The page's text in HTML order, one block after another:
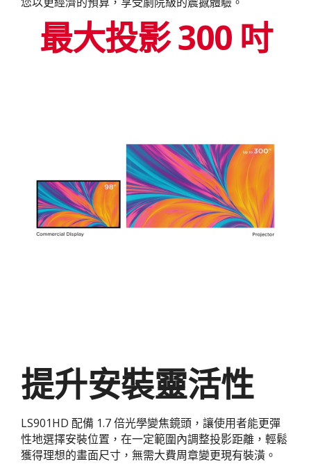
最大投影 300 吋
提升安裝靈活性
LS901HD 配備 1.7 倍光學變焦鏡頭，讓使用者能更彈
性地選擇安裝位置，在一定範圍內調整投影距離，輕鬆
獲得理想的畫面尺寸，無需大費周章變更現有裝潢。